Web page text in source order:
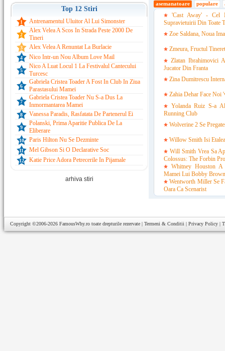
Top 12 Stiri
1 Antrenamentul Uluitor Al Lui Simonster
2
Alex Velea A Scos In Strada Peste 2000 De
Tineri
3 Alex Velea A Renuntat La Burlacie
4 Nico Intr-un Nou Album Love Mail
5
Nico A Luat Locul 1 La Festivalul Cantecului
Turcesc
6
Gabriela Cristea Toader A Fost In Club In Ziua
Parastasului Mamei
7
Gabriela Cristea Toader Nu S-a Dus La
Inmormantarea Mamei
8 Vanessa Paradis, Rasfatata De Partenerul Ei
9
Polanski, Prima Aparitie Publica De La
Eliberare
10 Paris Hilton Nu Se Dezminte
11 Mel Gibson Si O Declarative Soc
12 Katie Price Adora Petrecerile In Pijamale
arhiva stiri
asemanatoare populare
'Cast Away' - Cel
Supravietuirii Din Toate
Zoe Saldana, Noua
Zmeura, Fructul
Zlatan Ibrahimovici
Jucator Din Franta
Zina Dumitrescu
Zahia Dehar Face Noi
Yolanda Ruiz S-a
Running Club
Wolverine 2 Se
Willow Smith Isi
Will Smith Vrea Sa
Colossus: The Forbin
Whitney Houston A
Mamei Lui Bobby Brown
Wentworth Miller Se
Oara Ca Scenarist
Copyright ©2006-2026 FamousWhy.ro toate drepturile rezervate | Termeni & Conditii | Privacy Policy |